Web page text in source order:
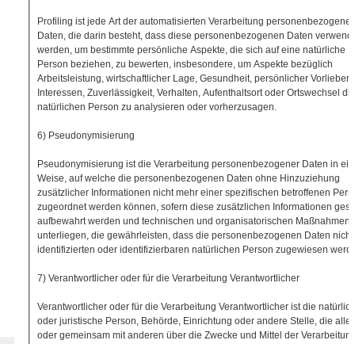
Profiling ist jede Art der automatisierten Verarbeitung personenbezogener
Daten, die darin besteht, dass diese personenbezogenen Daten
werden, um bestimmte persönliche Aspekte, die sich auf eine natürliche
Person beziehen, zu bewerten, insbesondere, um Aspekte bezüglich
Arbeitsleistung, wirtschaftlicher Lage, Gesundheit, persönlicher Vorlieben,
Interessen, Zuverlässigkeit, Verhalten, Aufenthaltsort oder Ortswechsel
natürlichen Person zu analysieren oder vorherzusagen.
6) Pseudonymisierung
Pseudonymisierung ist die Verarbeitung personenbezogener Daten in
Weise, auf welche die personenbezogenen Daten ohne Hinzuziehung
zusätzlicher Informationen nicht mehr einer spezifischen betroffenen
zugeordnet werden können, sofern diese zusätzlichen Informationen
aufbewahrt werden und technischen und organisatorischen Maßnahmen
unterliegen, die gewährleisten, dass die personenbezogenen Daten
identifizierten oder identifizierbaren natürlichen Person zugewiesen
7) Verantwortlicher oder für die Verarbeitung Verantwortlicher
Verantwortlicher oder für die Verarbeitung Verantwortlicher ist die
oder juristische Person, Behörde, Einrichtung oder andere Stelle, die
oder gemeinsam mit anderen über die Zwecke und Mittel der